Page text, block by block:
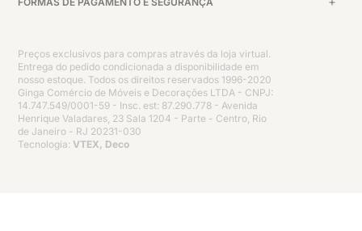
Preços exclusivos para compras através da loja virtual.
Entrega do pedido condicionada a disponibilidade em
nosso estoque. Todos os direitos reservados 1996-2020
Ginga Comércio de Móveis e Decorações LTDA - CNPJ:
14.747.549/0001-59 - Insc. est: 87.290.778 - Avenida
Henrique Valadares, 23 Sala 1204 - Parte - Centro, Rio
de Janeiro - RJ 20231-030
Tecnologia: VTEX, Deco